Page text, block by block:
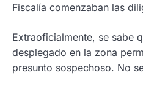
Fiscalía comenzaban las
Extraoficialmente, se sabe
desplegado en la zona
presunto sospechoso. No